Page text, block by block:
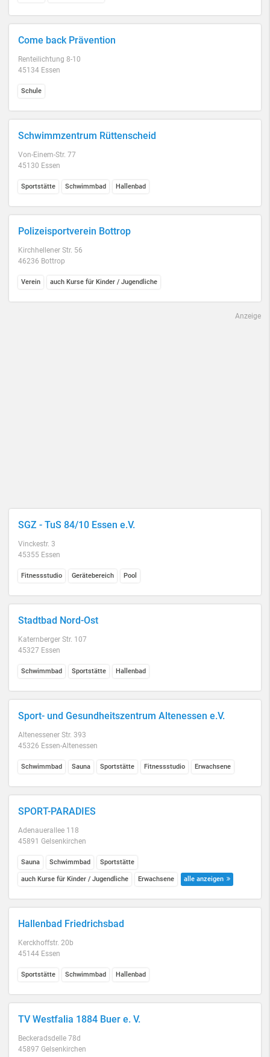
Come back Prävention
Renteilichtung 8-10
45134 Essen
Schule
Schwimmzentrum Rüttenscheid
Von-Einem-Str. 77
45130 Essen
Sportstätte Schwimmbad Hallenbad
Polizeisportverein Bottrop
Kirchhellener Str. 56
46236 Bottrop
Verein auch Kurse für Kinder / Jugendliche
Anzeige
SGZ - TuS 84/10 Essen e.V.
Vinckestr. 3
45355 Essen
Fitnessstudio Gerätebereich Pool
Stadtbad Nord-Ost
Katernberger Str. 107
45327 Essen
Schwimmbad Sportstätte Hallenbad
Sport- und Gesundheitszentrum Altenessen e.V.
Altenessener Str. 393
45326 Essen-Altenessen
Schwimmbad Sauna Sportstätte Fitnessstudio Erwachsene
SPORT-PARADIES
Adenauerallee 118
45891 Gelsenkirchen
Sauna Schwimmbad Sportstätte
auch Kurse für Kinder / Jugendliche Erwachsene alle anzeigen
Hallenbad Friedrichsbad
Kerckhoffstr. 20b
45144 Essen
Sportstätte Schwimmbad Hallenbad
TV Westfalia 1884 Buer e. V.
Beckeradsdelle 78d
45897 Gelsenkirchen